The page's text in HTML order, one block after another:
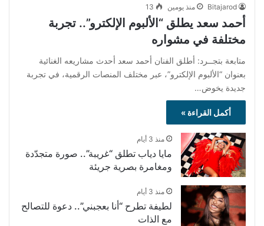
Bitajarod منذ يومين 13
أحمد سعد يطلق “الألبوم الإلكترو”.. تجربة
مختلفة في مشواره
متابعة بتجــرد: أطلق الفنان أحمد سعد أحدث مشاريعه الغنائية
بعنوان “الألبوم الإلكترو”، عبر مختلف المنصات الرقمية، في تجربة
جديدة يخوض…
أكمل القراءة »
منذ 3 أيام
مايا دياب تطلق “غريبة”.. صورة متجدّدة
ومغامرة بصرية جريئة
منذ 3 أيام
لطيفة تطرح “أنا بعجبني”.. دعوة للتصالح
مع الذات